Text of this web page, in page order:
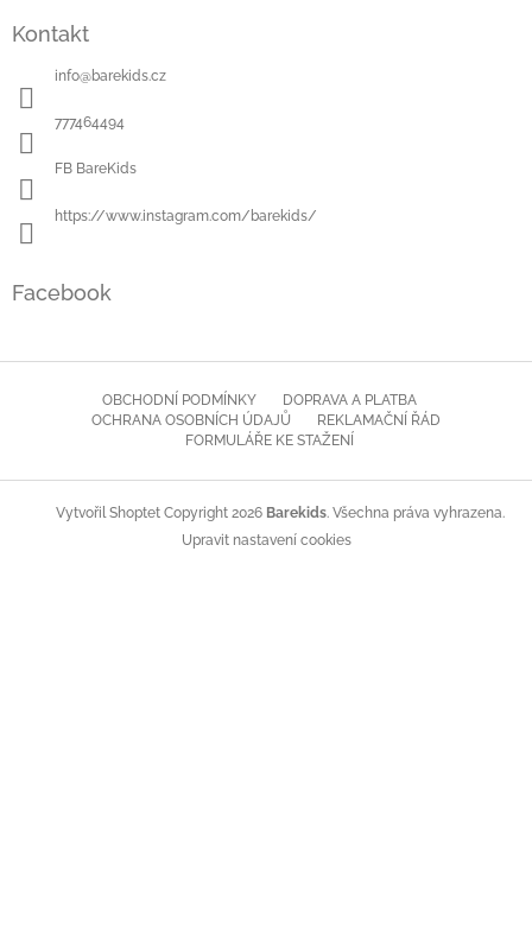
Kontakt
info@barekids.cz
777464494
FB BareKids
https://www.instagram.com/barekids/
Facebook
OBCHODNÍ PODMÍNKY
DOPRAVA A PLATBA
OCHRANA OSOBNÍCH ÚDAJŮ
REKLAMAČNÍ ŘÁD
FORMULÁŘE KE STAŽENÍ
Vytvořil Shoptet Copyright 2026 Barekids. Všechna práva vyhrazena.
Upravit nastavení cookies